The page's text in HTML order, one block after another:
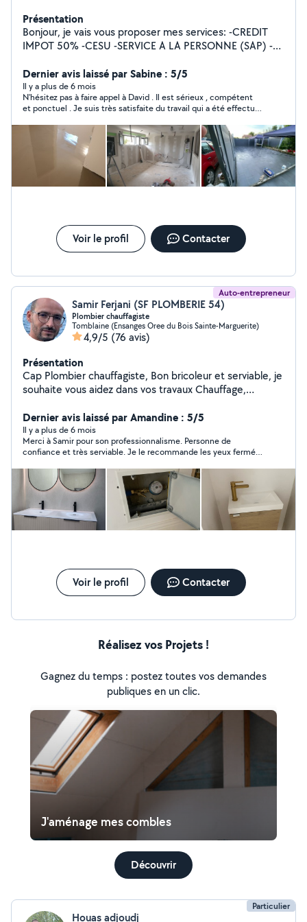
Présentation
Bonjour, je vais vous proposer mes services: -CREDIT
IMPOT 50% -CESU -SERVICE A LA PERSONNE (SAP) -
pelouse, débroussailleuse, motoculteur -Ramassage des
feuilles -Évacuation des déchets -Taille de haies,
fruitiers, rosiers -Nettoyage de terrasses -Nettoyage de
l'aller -Bêchage, binage, et grillage -Entretien et
Nettoyage des massifs -Massonerie, Bricolage, Peinture,
Placo, Carrelage Je suis dans l'attente de vos
demandes. Cordialement.
Dernier avis laissé par Sabine : 5/5
Il y a plus de 6 mois
N'hésitez pas à faire appel à David . Il est sérieux , compétent
et ponctuel . Je suis très satisfaite du travail qui a été effectué
agréable et très sympathique . Je recommande à 100% et
referai appel à ses services .
Voir le profil Contacter
Auto-entrepreneur
Samir Ferjani (SF PLOMBERIE 54)
Plombier chauffagiste
Tomblaine (Ensanges Oree du Bois Sainte-Marguerite)
4,9/5 (76 avis)
Présentation
Cap Plombier chauffagiste, Bon bricoleur et serviable, je
souhaite vous aidez dans vos travaux Chauffage,
kit Je met mes compétences à votre service.
Dernier avis laissé par Amandine : 5/5
Il y a plus de 6 mois
Merci à Samir pour son professionnalisme. Personne de
confiance et très serviable. Je le recommande les yeux fermés.
Voir le profil Contacter
Réalisez vos Projets !
Gagnez du temps : postez toutes vos demandes
publiques en un clic.
J'aménage mes combles
Découvrir
Particulier
Houas adjoudj